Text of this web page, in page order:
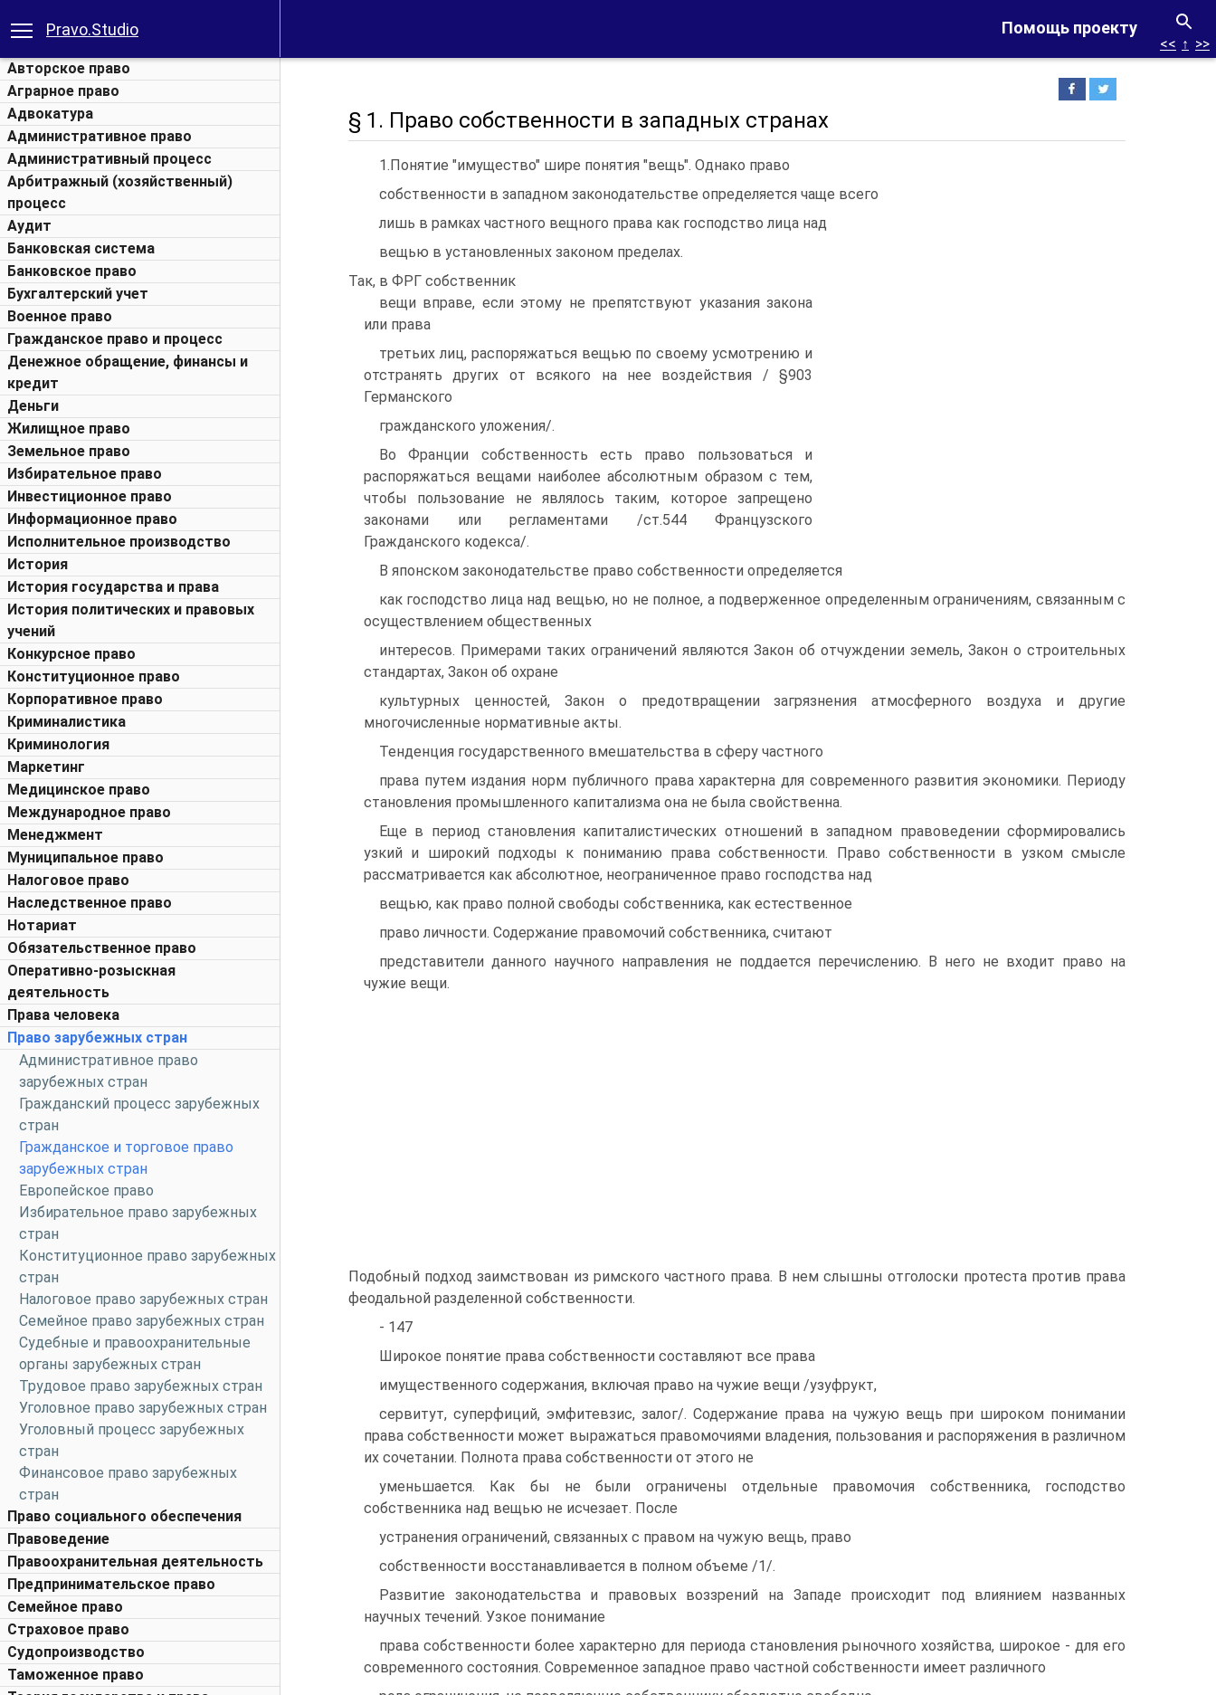
Помощь проекту
Pravo.Studio
Авторское право
Аграрное право
Адвокатура
Административное право
Административный процесс
Арбитражный (хозяйственный)
процесс
Аудит
Банковская система
Банковское право
Бухгалтерский учет
Военное право
Гражданское право и процесс
Денежное обращение, финансы и
кредит
Деньги
Жилищное право
Земельное право
Избирательное право
Инвестиционное право
Информационное право
Исполнительное производство
История
История государства и права
История политических и правовых
учений
Конкурсное право
Конституционное право
Корпоративное право
Криминалистика
Криминология
Маркетинг
Медицинское право
Международное право
Менеджмент
Муниципальное право
Налоговое право
Наследственное право
Нотариат
Обязательственное право
Оперативно-розыскная
деятельность
Права человека
Право зарубежных стран
Административное право
зарубежных стран
Гражданский процесс зарубежных
стран
Гражданское и торговое право
зарубежных стран
Европейское право
Избирательное право зарубежных
стран
Конституционное право зарубежных
стран
Налоговое право зарубежных стран
Семейное право зарубежных стран
Судебные и правоохранительные
органы зарубежных стран
Трудовое право зарубежных стран
Уголовное право зарубежных стран
Уголовный процесс зарубежных
стран
Финансовое право зарубежных
стран
Право социального обеспечения
Правоведение
Правоохранительная деятельность
Предпринимательское право
Семейное право
Страховое право
Судопроизводство
Таможенное право
<< ↑ >>
§ 1. Право собственности в западных странах
1.Понятие "имущество" шире понятия "вещь". Однако право
собственности в западном законодательстве определяется чаще всего
лишь в рамках частного вещного права как господство лица над
вещью в установленных законом пределах.
Так, в ФРГ собственник
вещи вправе, если этому не препятствуют указания закона
или права
третьих лиц, распоряжаться вещью по своему усмотрению и
отстранять других от всякого на нее воздействия / §903
Германского
гражданского уложения/.
Во Франции собственность есть право пользоваться и
распоряжаться вещами наиболее абсолютным образом с тем,
чтобы пользование не являлось таким, которое запрещено
законами или регламентами /ст.544 Французского
Гражданского кодекса/.
В японском законодательстве право собственности определяется
как господство лица над вещью, но не полное, а подверженное определенным ограничениям, связанным с
осуществлением общественных
интересов. Примерами таких ограничений являются Закон об отчуждении земель, Закон о строительных
стандартах, Закон об охране
культурных ценностей, Закон о предотвращении загрязнения атмосферного воздуха и другие
многочисленные нормативные акты.
Тенденция государственного вмешательства в сферу частного
права путем издания норм публичного права характерна для современного развития экономики. Периоду
становления промышленного капитализма она не была свойственна.
Еще в период становления капиталистических отношений в западном правоведении сформировались
узкий и широкий подходы к пониманию права собственности. Право собственности в узком смысле
рассматривается как абсолютное, неограниченное право господства над
вещью, как право полной свободы собственника, как естественное
право личности. Содержание правомочий собственника, считают
представители данного научного направления не поддается перечислению. В него не входит право на
чужие вещи.
Подобный подход заимствован из римского частного права. В нем слышны отголоски протеста против права
феодальной разделенной собственности.
- 147
Широкое понятие права собственности составляют все права
имущественного содержания, включая право на чужие вещи /узуфрукт,
сервитут, суперфиций, эмфитевзис, залог/. Cодержание права на чужую вещь при широком понимании
права собственности может выражаться правомочиями владения, пользования и распоряжения в различном
их сочетании. Полнота права собственности от этого не
уменьшается. Как бы не были ограничены отдельные правомочия собственника, господство
собственника над вещью не исчезает. После
устранения ограничений, связанных с правом на чужую вещь, право
собственности восстанавливается в полном объеме /1/.
Развитие законодательства и правовых воззрений на Западе происходит под влиянием названных
научных течений. Узкое понимание
права собственности более характерно для периода становления рыночного хозяйства, широкое - для его
современного состояния. Cовременное западное право частной собственности имеет различного